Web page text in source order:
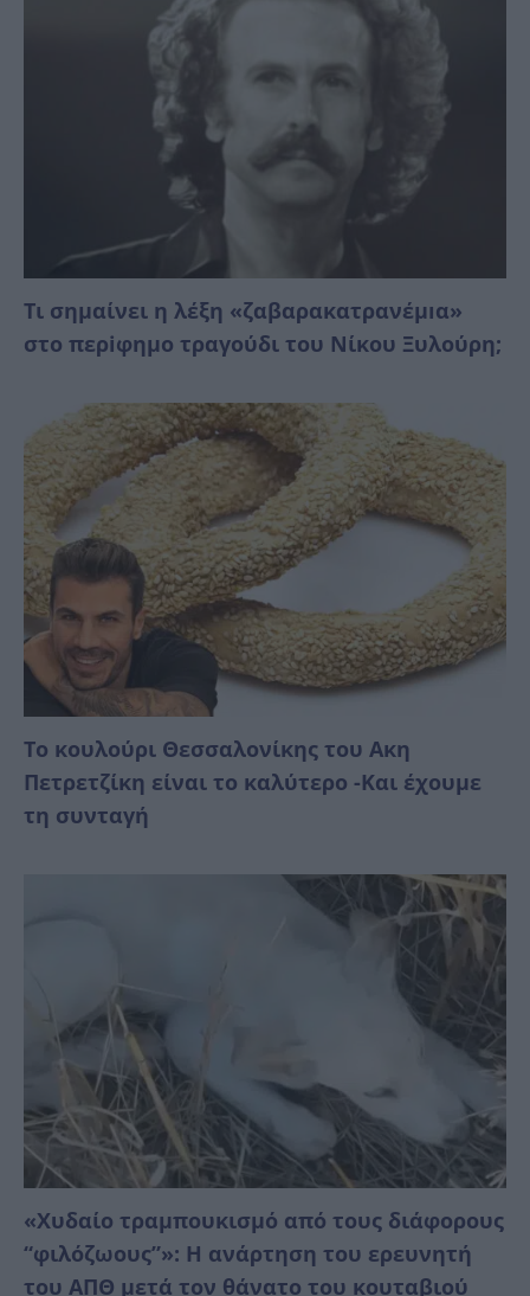
Τι σημαίνει η λέξη «ζαβαρακατρανέμıα»
στο περiφημο τραγούδι του Νίκου Ξυλούρη;
Το κουλούρι Θεσσαλονίκης του Ακη
Πετρετζίκη είναι το καλύτερο -Και έχουμε
τη συνταγή
«Χυδαίο τραμπουκισμό από τους διάφορους
“φιλόζωους”»: Η ανάρτηση του ερευνητή
του ΑΠΘ μετά τον θάνατο του κουταβιού